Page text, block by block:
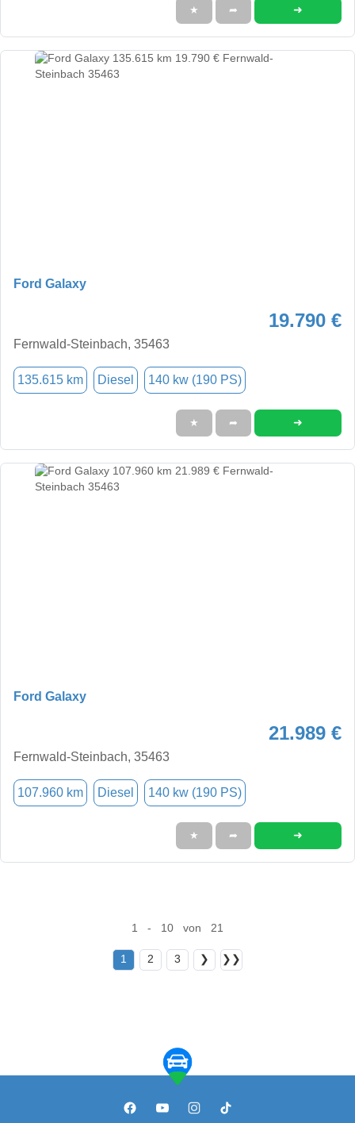
★ ➦ ➜
Ford Galaxy
19.790 €
Fernwald-Steinbach, 35463
135.615 km Diesel 140 kw (190 PS)
★ ➦ ➜
Ford Galaxy
21.989 €
Fernwald-Steinbach, 35463
107.960 km Diesel 140 kw (190 PS)
★ ➦ ➜
1 - 10 von 21
1 2 3 ❯ ❯❯